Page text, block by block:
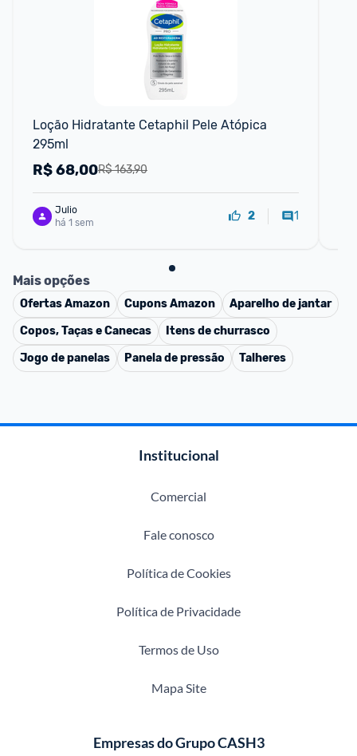
Loção Hidratante Cetaphil Pele Atópica
295ml
R$ 163,90
R$68,00
Julio
há 1 sem
2 1
Mais opções
OfertasAmazon CuponsAmazon
Aparelho de jantar
Copos, Taças e Canecas
Itens de churrasco
Jogo de panelas
Panela de pressão Talheres
Institucional
Comercial
Fale conosco
Política de Cookies
Política de Privacidade
Termos de Uso
Mapa Site
Empresas do Grupo CASH3